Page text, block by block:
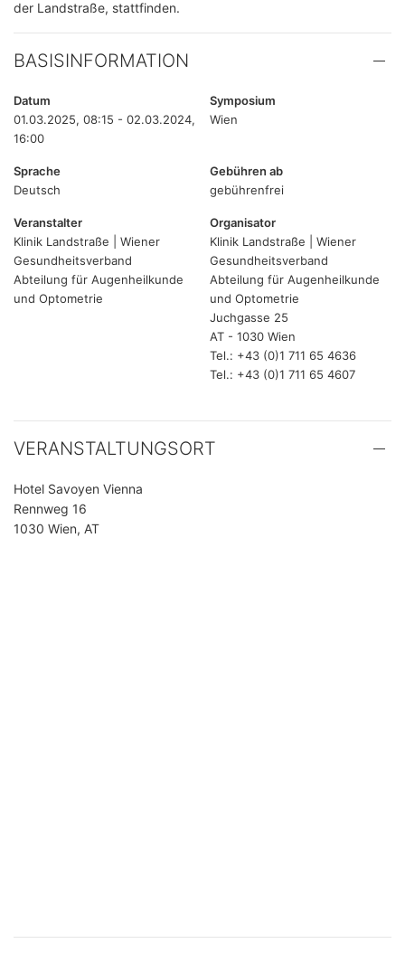
der Landstraße, stattfinden.
BASISINFORMATION
Datum
01.03.2025, 08:15 - 02.03.2024,
16:00
Symposium
Wien
Sprache
Deutsch
Gebühren ab
gebührenfrei
Veranstalter
Klinik Landstraße | Wiener
Gesundheitsverband
Abteilung für Augenheilkunde
und Optometrie
Organisator
Klinik Landstraße | Wiener
Gesundheitsverband
Abteilung für Augenheilkunde
und Optometrie
Juchgasse 25
AT - 1030 Wien
Tel.: +43 (0)1 711 65 4636
Tel.: +43 (0)1 711 65 4607
VERANSTALTUNGSORT
Hotel Savoyen Vienna
Rennweg 16
1030 Wien, AT